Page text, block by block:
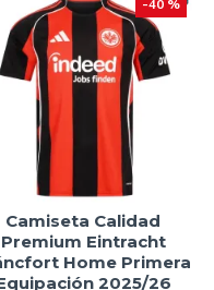
-40 %
Camiseta Calidad
Premium Eintracht
Home Primera
2025/26